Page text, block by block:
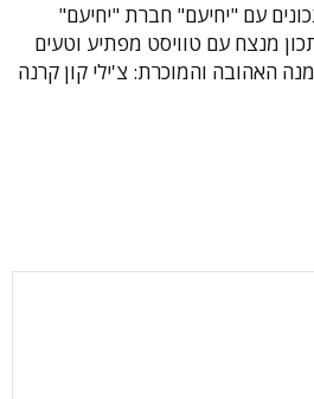
עם "יחיעם" חברת "יחיעם"
מנצח עם טוויסט מפתיע וטעים
האהובה והמוכרת: צ'ילי קון קרנה